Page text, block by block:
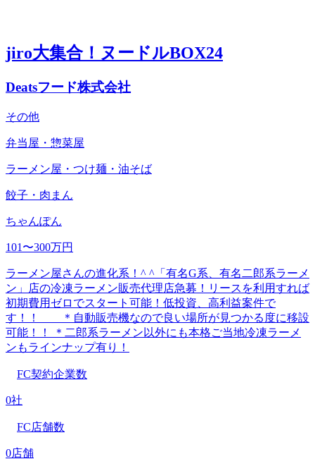
jiro大集合！ヌードルBOX24
Deatsフード株式会社
その他
弁当屋・惣菜屋
ラーメン屋・つけ麺・油そば
餃子・肉まん
ちゃんぽん
101〜300万円
ラーメン屋さんの進化系！^ ^「有名G系、有名二郎系ラーメ
ン」店の冷凍ラーメン販売代理店急募！リースを利用すれば
初期費用ゼロでスタート可能！低投資、高利益案件で
す！！ ＊自動販売機なので良い場所が見つかる度に移設
可能！！ ＊二郎系ラーメン以外にも本格ご当地冷凍ラーメ
ンもラインナップ有り！
FC契約企業数
0社
FC店舗数
0店舗